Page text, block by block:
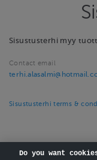
Sisustusterhi myy
Contact email
Sisustusterhi terms &
Do you want